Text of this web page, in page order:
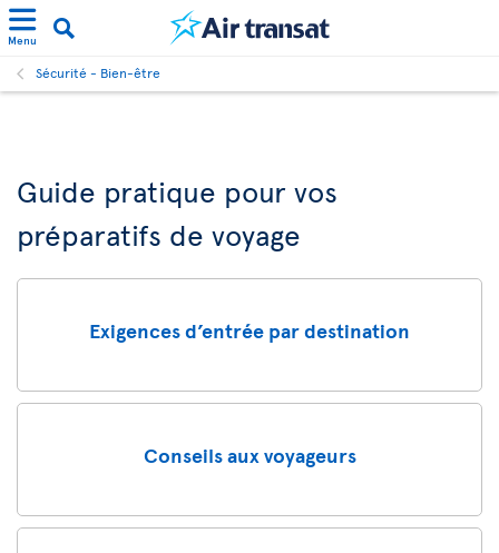
Menu
Sécurité - Bien-être
Guide pratique pour vos
préparatifs de voyage
Exigences d’entrée par destination
Conseils aux voyageurs